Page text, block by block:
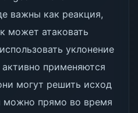
важны как реакция,
может атаковать
уклонение
применяются
могут решить исход
можно прямо во время